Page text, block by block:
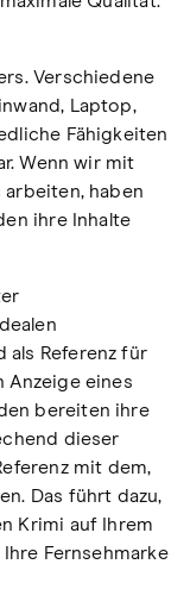
Verschiedene
Laptop,
Fähigkeiten
Wenn wir mit
arbeiten, haben
ihre Inhalte
als Referenz für
Anzeige eines
bereiten ihre
dieser
mit dem,
Das führt dazu,
Krimi auf Ihrem
Fernsehmarke